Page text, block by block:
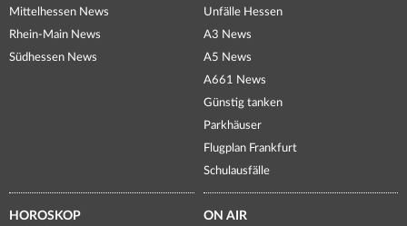
Mittelhessen News
Rhein-Main News
Südhessen News
Unfälle Hessen
A3 News
A5 News
A661 News
Günstig tanken
Parkhäuser
Flugplan Frankfurt
Schulausfälle
HOROSKOP ON AIR